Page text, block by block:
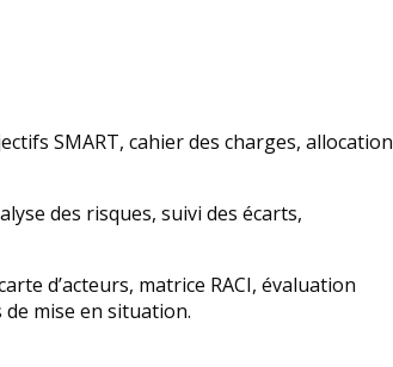
SMART, cahier des charges, allocation
des risques, suivi des écarts,
d’acteurs, matrice RACI, évaluation
mise en situation.